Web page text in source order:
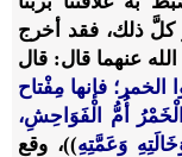
كلَّ ذلك، فقد أخرج
عنهما قال: قال
الخمر؛ فإنها مِفْتاح
الْخَمْرُ أُمُّ الْفَوَاحِشِ،
وَعَمَّتِهِ))، وقع